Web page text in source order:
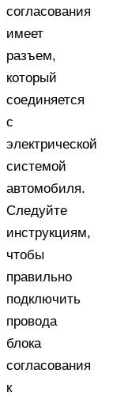
согласования
имеет
разъем,
который
соединяется
с
электрической
системой
автомобиля.
Следуйте
инструкциям,
чтобы
правильно
подключить
провода
блока
согласования
к